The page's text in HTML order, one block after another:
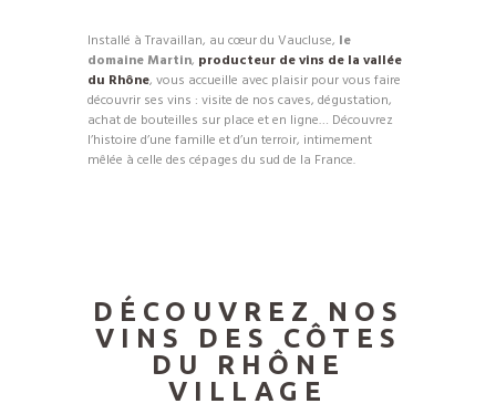
Installé à Travaillan, au cœur du Vaucluse, le
domaine Martin, producteur de vins de la vallée
du Rhône, vous accueille avec plaisir pour vous faire
découvrir ses vins : visite de nos caves, dégustation,
achat de bouteilles sur place et en ligne… Découvrez
l’histoire d’une famille et d’un terroir, intimement
mêlée à celle des cépages du sud de la France.
DÉCOUVREZ NOS
VINS DES CÔTES
DU RHÔNE
VILLAGE